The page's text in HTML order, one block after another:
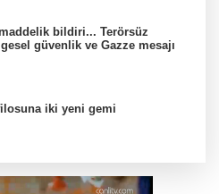
bildiri... Terörsüz
güvenlik ve Gazze mesajı
iki yeni gemi